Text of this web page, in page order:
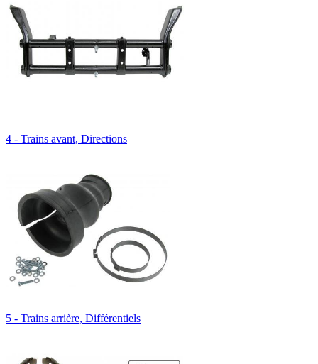
4 - Trains avant, Directions
5 - Trains arrière, Différentiels